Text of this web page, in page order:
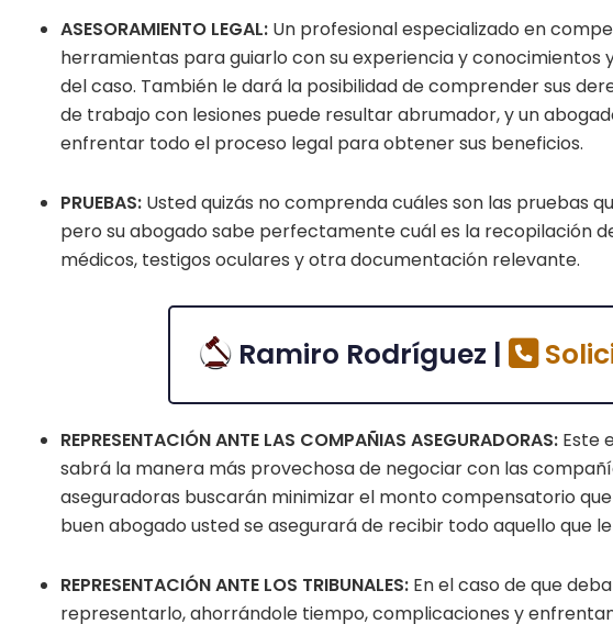
ASESORAMIENTO LEGAL: Un profesional especializado en
herramientas para guiarlo con su experiencia y
del caso. También le dará la posibilidad de comprender sus
de trabajo con lesiones puede resultar abrumador, y un
enfrentar todo el proceso legal para obtener sus beneficios.
PRUEBAS: Usted quizás no comprenda cuáles son las pruebas
pero su abogado sabe perfectamente cuál es la recopilación
médicos, testigos oculares y otra documentación relevante.
Ramiro Rodríguez |
REPRESENTACIÓN ANTE LAS COMPAÑIAS ASEGURADORAS: Este
sabrá la manera más provechosa de negociar con las
aseguradoras buscarán minimizar el monto compensatorio
buen abogado usted se asegurará de recibir todo aquello que
REPRESENTACIÓN ANTE LOS TRIBUNALES: En el caso de que
representarlo, ahorrándole tiempo, complicaciones y